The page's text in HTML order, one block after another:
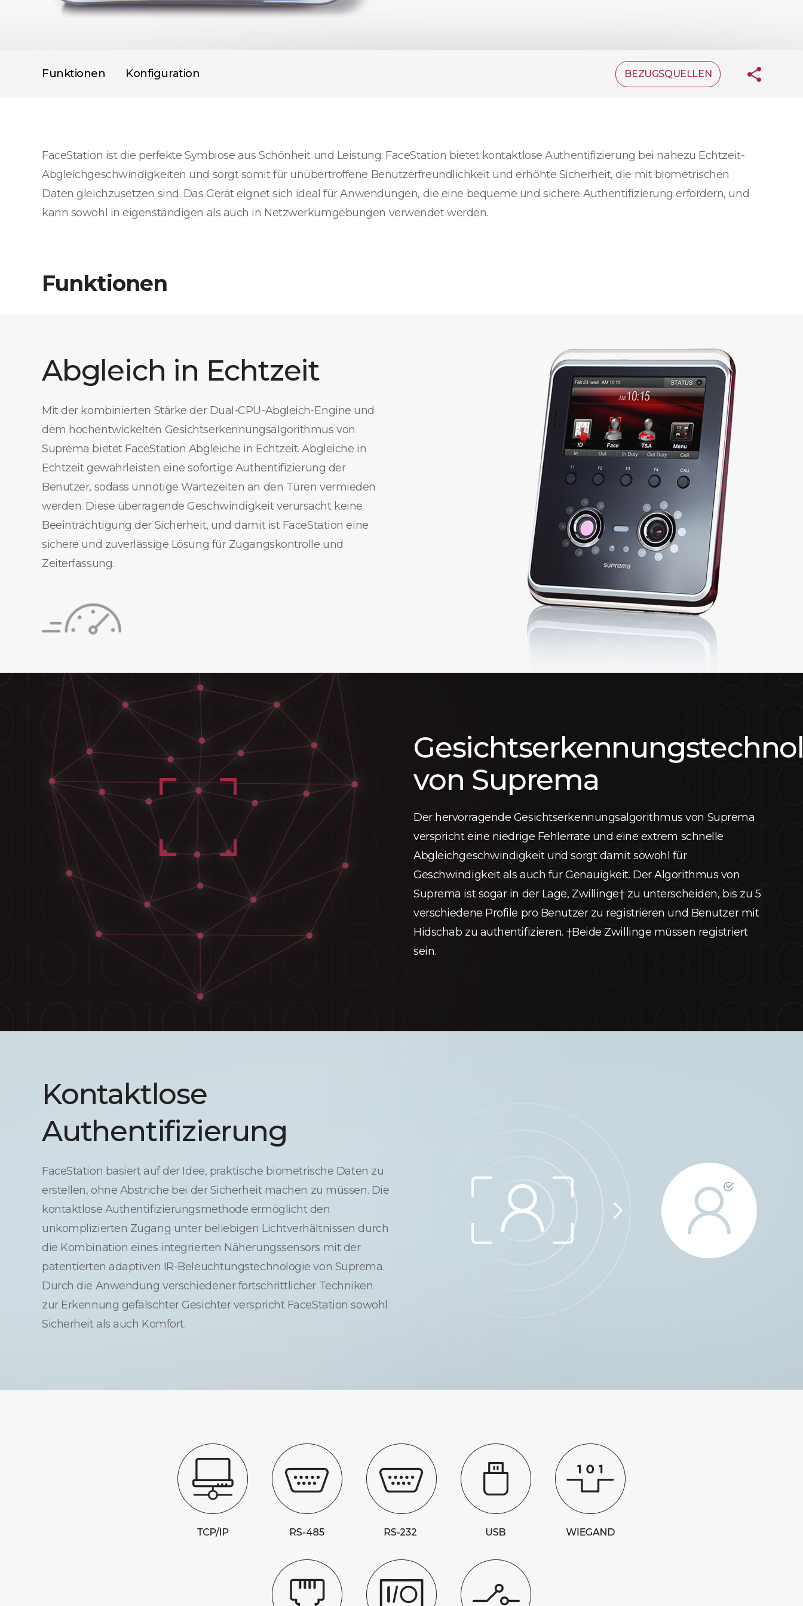
Funktionen Konfiguration BEZUGSQUELLEN
FaceStation ist die perfekte Symbiose aus Schönheit und Leistung. FaceStation bietet kontaktlose Authentifizierung bei nahezu Echtzeit-
Abgleichgeschwindigkeiten und sorgt somit für unübertroffene Benutzerfreundlichkeit und erhöhte Sicherheit, die mit biometrischen
Daten gleichzusetzen sind. Das Gerät eignet sich ideal für Anwendungen, die eine bequeme und sichere Authentifizierung erfordern, und
kann sowohl in eigenständigen als auch in Netzwerkumgebungen verwendet werden.
Funktionen
Abgleich in Echtzeit
Mit der kombinierten Stärke der Dual-CPU-Abgleich-Engine und
dem hochentwickelten Gesichtserkennungsalgorithmus von
Suprema bietet FaceStation Abgleiche in Echtzeit. Abgleiche in
Echtzeit gewährleisten eine sofortige Authentifizierung der
Benutzer, sodass unnötige Wartezeiten an den Türen vermieden
werden. Diese überragende Geschwindigkeit verursacht keine
Beeinträchtigung der Sicherheit, und damit ist FaceStation eine
sichere und zuverlässige Lösung für Zugangskontrolle und
Zeiterfassung.
von Suprema
Der hervorragende Gesichtserkennungsalgorithmus von Suprema
verspricht eine niedrige Fehlerrate und eine extrem schnelle
Abgleichgeschwindigkeit und sorgt damit sowohl für
Geschwindigkeit als auch für Genauigkeit. Der Algorithmus von
Suprema ist sogar in der Lage, Zwillinge† zu unterscheiden, bis zu 5
verschiedene Profile pro Benutzer zu registrieren und Benutzer mit
Hidschab zu authentifizieren. †Beide Zwillinge müssen registriert
sein.
Kontaktlose
Authentifizierung
FaceStation basiert auf der Idee, praktische biometrische Daten zu
erstellen, ohne Abstriche bei der Sicherheit machen zu müssen. Die
kontaktlose Authentifizierungsmethode ermöglicht den
unkomplizierten Zugang unter beliebigen Lichtverhältnissen durch
die Kombination eines integrierten Näherungssensors mit der
patentierten adaptiven IR-Beleuchtungstechnologie von Suprema.
Durch die Anwendung verschiedener fortschrittlicher Techniken
zur Erkennung gefälschter Gesichter verspricht FaceStation sowohl
Sicherheit als auch Komfort.